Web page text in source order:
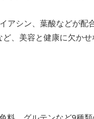
アシン、葉酸などが配
、美容と健康に欠かせ